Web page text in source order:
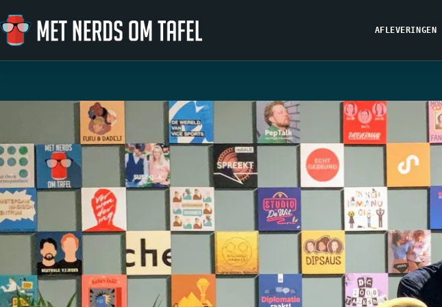
Ga naar de inhoud
AFLEVERINGEN